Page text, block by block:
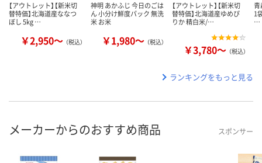
【アウトレット】【新米切
替特価】北海道産ななつ
ぼし 5kg …
￥2,950～ （税込）
神明 あかふじ 今日のごは
ん 小分け鮮度パック 無洗
米 お米
￥1,980～ （税込）
【アウトレット】【新米切
替特価】北海道産ゆめぴ
りか 精白米/…
￥3,780～ （税込）
青
1
…
ランキングをもっと見る
メーカーからのおすすめ商品 スポンサー